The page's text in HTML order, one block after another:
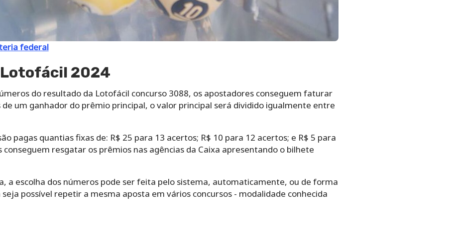
federal
2024
do resultado da Lotofácil concurso 3088, os apostadores conseguem faturar
de um ganhador do prêmio principal, o valor principal será dividido igualmente entre
pagas quantias fixas de: R$ 25 para 13 acertos; R$ 10 para 12 acertos; e R$ 5 para
conseguem resgatar os prêmios nas agências da Caixa apresentando o bilhete
‌a‌ ‌escolha‌ ‌dos‌ ‌números‌ ‌pode‌ ‌ser‌ ‌feita‌ ‌pelo‌ ‌sistema,‌ ‌automaticamente,‌ ‌ou‌ ‌de‌ ‌forma‌
‌possível‌ ‌repetir‌ ‌a‌ ‌mesma‌ ‌aposta‌ ‌em‌ ‌vários‌ ‌concursos -‌ ‌modalidade‌ ‌conhecida‌